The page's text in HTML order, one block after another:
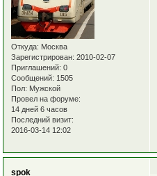
Откуда: Москва
Зарегистрирован: 2010-02-07
Приглашений: 0
Сообщений: 1505
Пол: Мужской
Провел на форуме:
14 дней 6 часов
Последний визит:
2016-03-14 12:02
spok